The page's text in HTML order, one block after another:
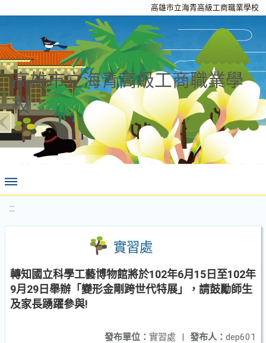
高雄市立海青高級工商職業學校
高雄市立海青高級工商職業學
校
:::
實習處
轉知國立科學工藝博物館將於102年6月15日至102年
9月29日舉辦「變形金剛跨世代特展」，請鼓勵師生
及家長踴躍參與!
發布人： dep601
發布單位： 實習處 |